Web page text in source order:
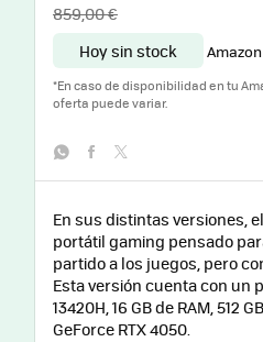
859,00 €
Hoy sin stock
Amazon
*En caso de disponibilidad en tu
oferta puede variar.
En sus distintas versiones,
portátil gaming pensado
partido a los juegos, pero
Esta versión cuenta con un
13420H, 16 GB de RAM, 512
GeForce RTX 4050.